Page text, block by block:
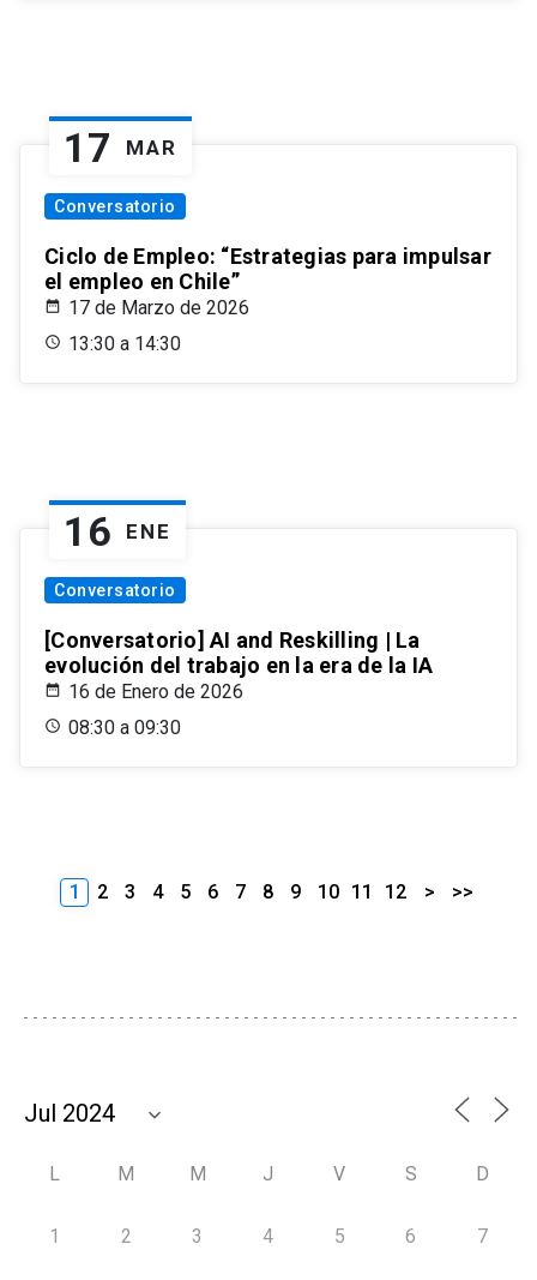
17 MAR
Conversatorio
Ciclo de Empleo: “Estrategias para impulsar
el empleo en Chile”
17 de Marzo de 2026
13:30 a 14:30
16 ENE
Conversatorio
[Conversatorio] AI and Reskilling | La
evolución del trabajo en la era de la IA
16 de Enero de 2026
08:30 a 09:30
1 2 3 4 5 6 7 8 9 10 11 12 > >>
L M M J V S D
1 2 3 4 5 6 7